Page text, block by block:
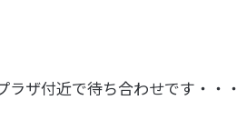
ザ付近で待ち合わせです・・・